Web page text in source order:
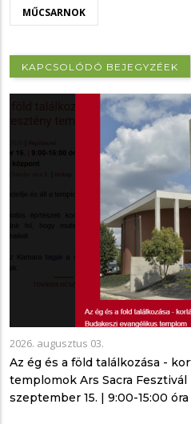
MŰCSARNOK
KAPCSOLÓDÓ BEJEGYZÉEK
2026. augusztus 03.
Az ég és a föld találkozása -
templomok Ars Sacra
szeptember 15. | 9:00-15:00